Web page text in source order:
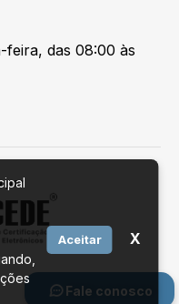
Fale conosco
feira, das 08:00 às
por
Aceitar X